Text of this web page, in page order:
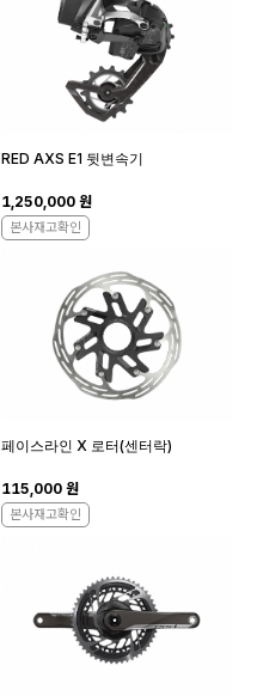
RED AXS E1 뒷변속기
1,250,000 원
본사재고확인
페이스라인 X 로터(센터락)
115,000 원
본사재고확인